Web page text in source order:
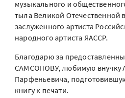
музыкального и
тыла Великой Отечественной
заслуженного артиста
народного артиста ЯАССР.
Благодарю за
САМСОНОВУ, любимую внучку
Парфеньевича,
книгу к печати.